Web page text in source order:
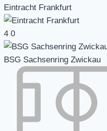
Eintracht Frankfurt
4 0
BSG Sachsenring Zwickau